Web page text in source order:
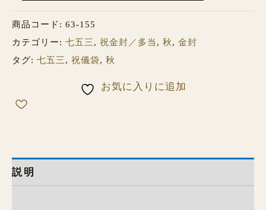
商品コード: 63-155
カテゴリー: 七五三, 祝金封／多当 , 秋, 金封
タグ: 七五三, 祝儀袋, 秋
お気に入りに追加
説明